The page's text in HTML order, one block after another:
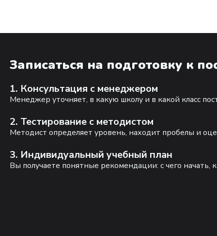
Записаться на подготовку к
1. Консультация с менеджером
Менеджер уточняет, в какую школу и в какой класс
2. Тестирование с методистом
Методист определяет уровень, находит пробелы и
3. Индивидуальный учебный план
Вы получаете понятные рекомендации: с чего начать,